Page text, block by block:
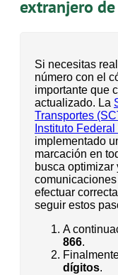
extranjero
Si necesitas
número con el
importante que
actualizado. La
Transportes
Instituto
implementado
marcación en
busca optimizar
efectuar
seguir estos
A
866.
dígitos.